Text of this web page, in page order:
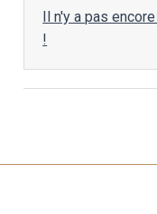
Il n'y a pas
!